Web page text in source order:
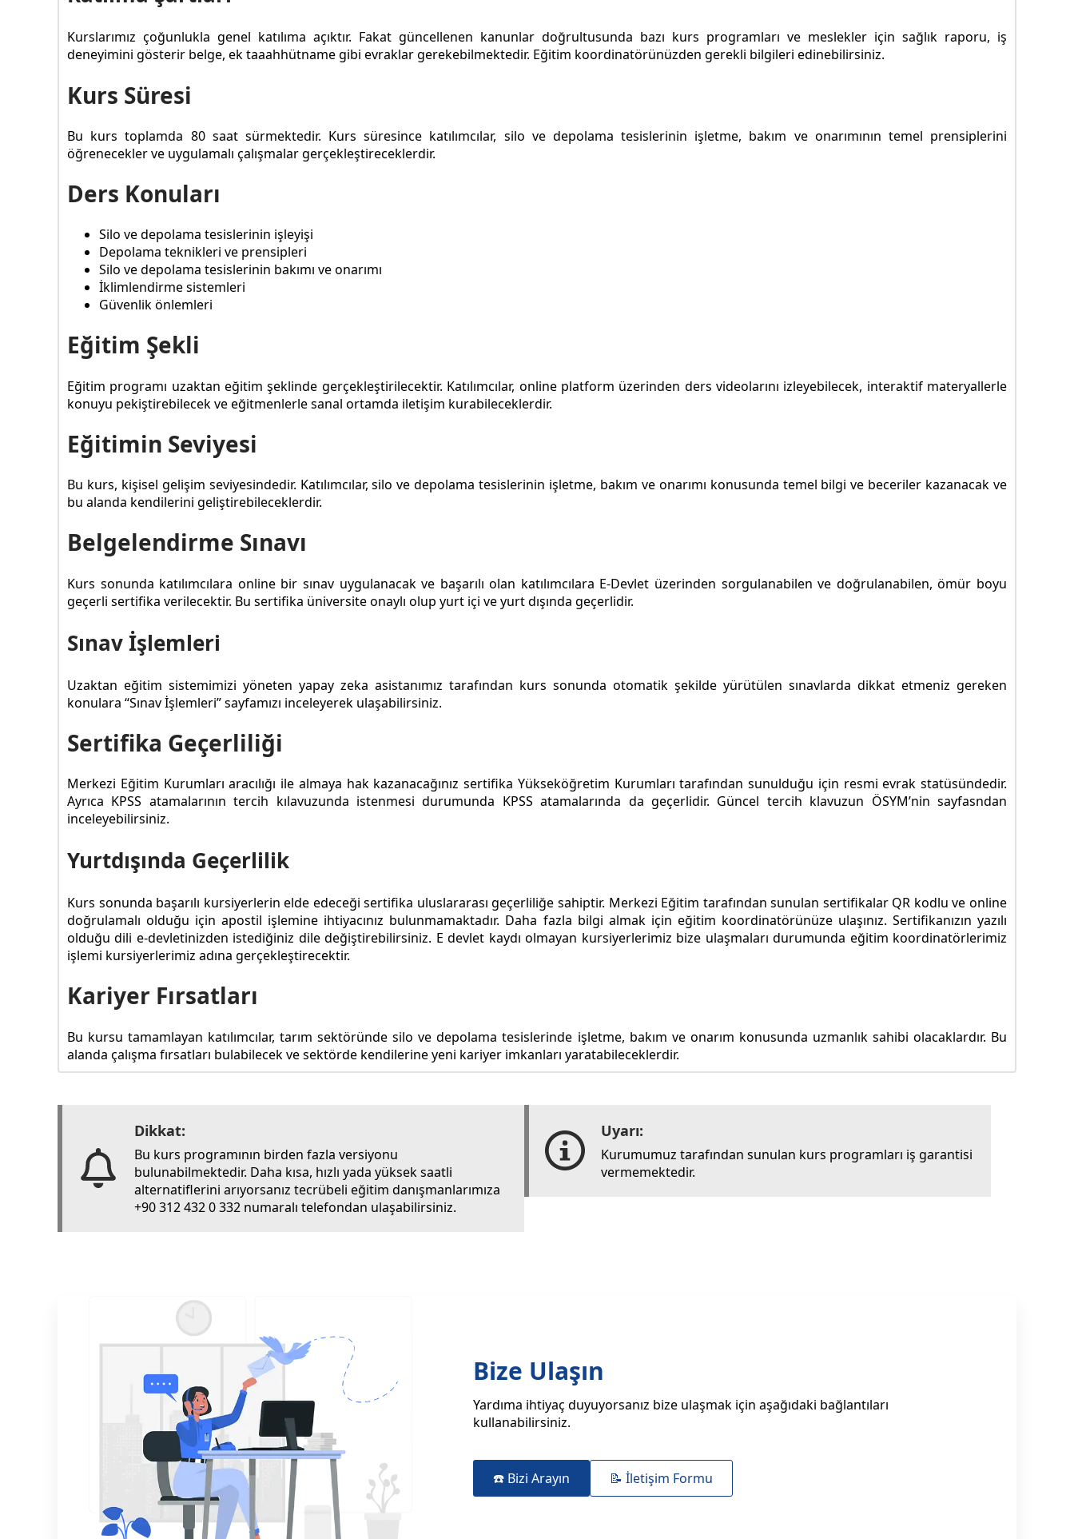
Kurslarımız çoğunlukla genel katılıma açıktır. Fakat güncellenen kanunlar doğrultusunda bazı kurs programları ve meslekler için sağlık raporu, iş
deneyimini gösterir belge, ek taaahhütname gibi evraklar gerekebilmektedir. Eğitim koordinatörünüzden gerekli bilgileri edinebilirsiniz.
Kurs Süresi
Bu kurs toplamda 80 saat sürmektedir. Kurs süresince katılımcılar, silo ve depolama tesislerinin işletme, bakım ve onarımının temel prensiplerini
öğrenecekler ve uygulamalı çalışmalar gerçekleştireceklerdir.
Ders Konuları
Silo ve depolama tesislerinin işleyişi
Depolama teknikleri ve prensipleri
Silo ve depolama tesislerinin bakımı ve onarımı
İklimlendirme sistemleri
Güvenlik önlemleri
Eğitim Şekli
Eğitim programı uzaktan eğitim şeklinde gerçekleştirilecektir. Katılımcılar, online platform üzerinden ders videolarını izleyebilecek, interaktif materyallerle
konuyu pekiştirebilecek ve eğitmenlerle sanal ortamda iletişim kurabileceklerdir.
Eğitimin Seviyesi
Bu kurs, kişisel gelişim seviyesindedir. Katılımcılar, silo ve depolama tesislerinin işletme, bakım ve onarımı konusunda temel bilgi ve beceriler kazanacak ve
bu alanda kendilerini geliştirebileceklerdir.
Belgelendirme Sınavı
Kurs sonunda katılımcılara online bir sınav uygulanacak ve başarılı olan katılımcılara E-Devlet üzerinden sorgulanabilen ve doğrulanabilen, ömür boyu
geçerli sertifika verilecektir. Bu sertifika üniversite onaylı olup yurt içi ve yurt dışında geçerlidir.
Sınav İşlemleri
Uzaktan eğitim sistemimizi yöneten yapay zeka asistanımız tarafından kurs sonunda otomatik şekilde yürütülen sınavlarda dikkat etmeniz gereken
konulara “Sınav İşlemleri” sayfamızı inceleyerek ulaşabilirsiniz.
Sertifika Geçerliliği
Merkezi Eğitim Kurumları aracılığı ile almaya hak kazanacağınız sertifika Yükseköğretim Kurumları tarafından sunulduğu için resmi evrak statüsündedir.
Ayrıca KPSS atamalarının tercih kılavuzunda istenmesi durumunda KPSS atamalarında da geçerlidir. Güncel tercih klavuzun ÖSYM’nin sayfasndan
inceleyebilirsiniz.
Yurtdışında Geçerlilik
Kurs sonunda başarılı kursiyerlerin elde edeceği sertifika uluslararası geçerliliğe sahiptir. Merkezi Eğitim tarafından sunulan sertifikalar QR kodlu ve online
doğrulamalı olduğu için apostil işlemine ihtiyacınız bulunmamaktadır. Daha fazla bilgi almak için eğitim koordinatörünüze ulaşınız. Sertifikanızın yazılı
olduğu dili e-devletinizden istediğiniz dile değiştirebilirsiniz. E devlet kaydı olmayan kursiyerlerimiz bize ulaşmaları durumunda eğitim koordinatörlerimiz
işlemi kursiyerlerimiz adına gerçekleştirecektir.
Kariyer Fırsatları
Bu kursu tamamlayan katılımcılar, tarım sektöründe silo ve depolama tesislerinde işletme, bakım ve onarım konusunda uzmanlık sahibi olacaklardır. Bu
alanda çalışma fırsatları bulabilecek ve sektörde kendilerine yeni kariyer imkanları yaratabileceklerdir.
Dikkat:
Bu kurs programının birden fazla versiyonu
bulunabilmektedir. Daha kısa, hızlı yada yüksek saatli
alternatiflerini arıyorsanız tecrübeli eğitim danışmanlarımıza
+90 312 432 0 332 numaralı telefondan ulaşabilirsiniz.
Uyarı:
Kurumumuz tarafından sunulan kurs programları iş garantisi
vermemektedir.
Bize Ulaşın
Yardıma ihtiyaç duyuyorsanız bize ulaşmak için aşağıdaki bağlantıları
kullanabilirsiniz.
☎️ Bizi Arayın 📝 İletişim Formu